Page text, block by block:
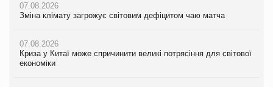
07.08.2026
Зміна клімату загрожує світовим дефіцитом чаю матча
07.08.2026
Криза у Китаї може спричинити великі потрясіння для світової
економіки
07.08.2026
Зміна клімату загрожує світовим дефіцитом чаю матча
07.08.2026
Криза у Китаї може спричинити великі потрясіння для світової
економіки
07.08.2026
Зміна клімату загрожує світовим дефіцитом чаю матча
07.08.2026
Криза у Китаї може спричинити великі потрясіння для світової
економіки